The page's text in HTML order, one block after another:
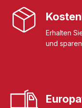
Erhalten
und